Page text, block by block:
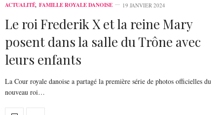
ACTUALITÉ, FAMILLE ROYALE DANOISE 19 JANVIER 2024
Le roi Frederik X et la reine Mary
posent dans la salle du Trône avec
leurs enfants
La Cour royale danoise a partagé la première série de photos officielles du
nouveau roi…